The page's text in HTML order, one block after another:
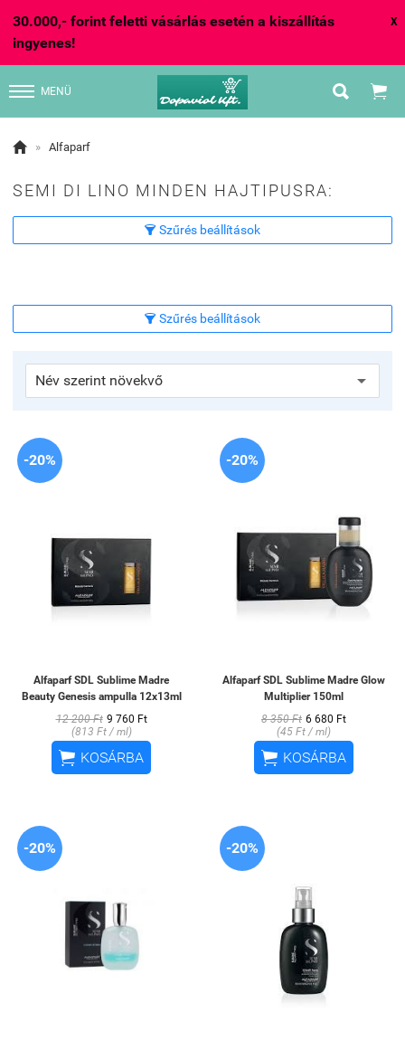
30.000,- forint feletti vásárlás esetén a kiszállítás
ingyenes!
X
MENÜ  
 » Alfaparf
SEMI DI LINO MINDEN HAJTIPUSRA:
 Szűrés beállítások
 Szűrés beállítások
-20%
Alfaparf SDL Sublime Madre
Beauty Genesis ampulla 12x13ml
12 200 Ft 9 760 Ft
(813 Ft / ml)
 KOSÁRBA
-20%
Alfaparf SDL Sublime Madre Glow
Multiplier 150ml
8 350 Ft 6 680 Ft
(45 Ft / ml)
 KOSÁRBA
-20% -20%